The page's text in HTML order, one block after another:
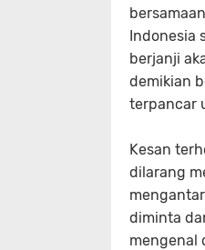
Indonesia
berjanji
demikian
terpancar
Kesan
dilarang
diminta
mengenal